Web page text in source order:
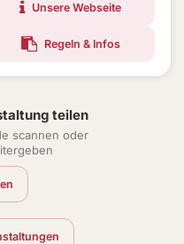
Unsere Webseite
Regeln & Infos
teilen
scannen oder